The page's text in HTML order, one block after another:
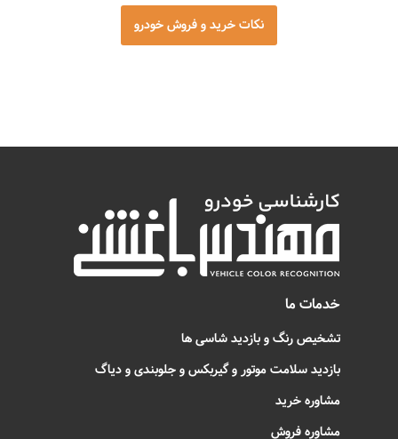
نکات خرید و فروش خودرو
خدمات ما
تشخیص رنگ و بازدید شاسی ها
بازدید سلامت موتور و گیربکس و جلوبندی و دیاگ
مشاوره خرید
مشاوره فروش